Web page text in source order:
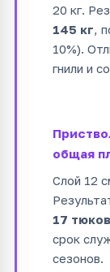
20 кг.
145 кг,
10%).
гнили и
общая
Слой 12
17 тюков
срок
сезонов.